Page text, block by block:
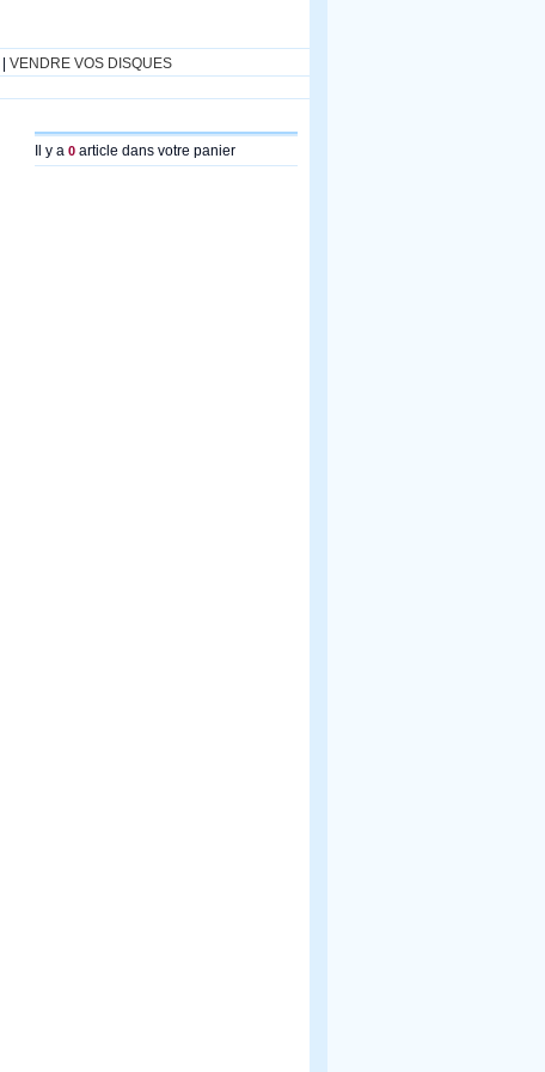
VENDRE VOS DISQUES
Il y a 0 article dans votre panier